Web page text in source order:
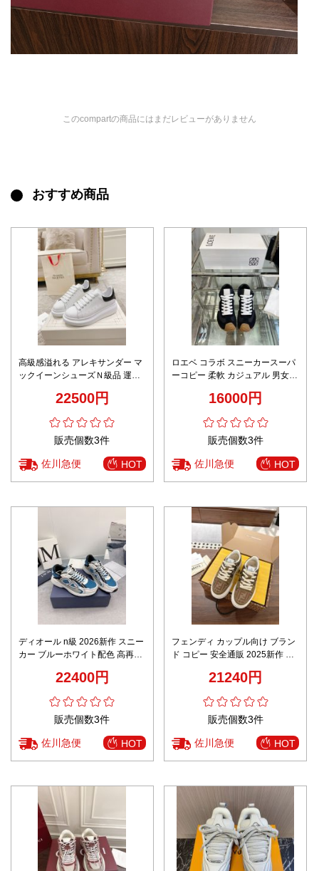
このcompartの商品にはまだレビューがありません
おすすめ商品
高級感溢れる アレキサンダー マ
ックイーンシューズＮ級品 運動
22500円
販売個数3件
佐川急便 HOT
ロエベ コラボ スニーカースーパ
ーコピー 柔軟 カジュアル 男女兼
16000円
販売個数3件
佐川急便 HOT
ディオール n級 2026新作 スニー
カー ブルーホワイト配色 高再現
質 安心サイト 追跡可能 発送保証
22400円
販売個数3件
佐川急便 HOT
フェンディ カップル向け ブラン
ド コピー 安全通販 2025新作 激
縫製 高級感仕上げ
21240円
販売個数3件
佐川急便 HOT